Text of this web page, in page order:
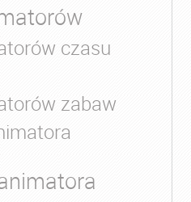
czasu
zabaw